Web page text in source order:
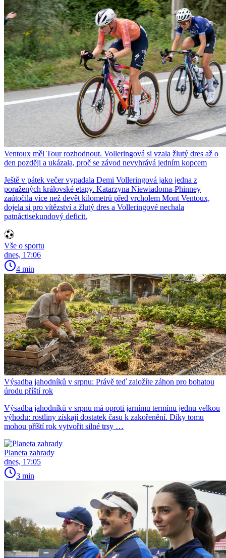
Ventoux měl Tour rozhodnout. Volleringová si vzala žlutý dres až o
den později a ukázala, proč se závod nevyhrává jedním kopcem
Ještě v pátek večer vypadala Demi Volleringová jako jedna z
poražených královské etapy. Katarzyna Niewiadoma-Phinney
zaútočila více než devět kilometrů před vrcholem Mont Ventoux,
dojela si pro vítězství a žlutý dres a Volleringové nechala
patnáctisekundový deficit.
Vše o sportu
dnes, 17:06
4 min
Výsadba jahodníků v srpnu: Právě teď založíte záhon pro bohatou
úrodu příští rok
Výsadba jahodníků v srpnu má oproti jarnímu termínu jednu velkou
výhodu: rostliny získají dostatek času k zakořenění. Díky tomu
mohou příští rok vytvořit silné trsy …
Planeta zahrady
dnes, 17:05
3 min